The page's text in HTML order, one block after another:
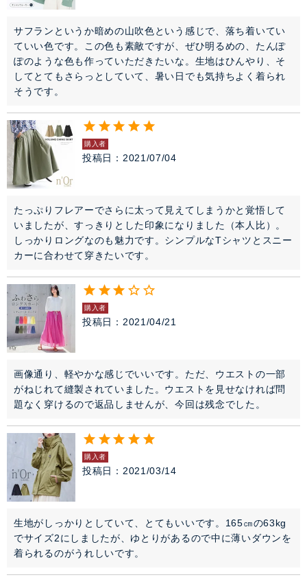
サフランというか暗めの山吹色という感じで、落ち着いてい
ていい色です。この色も素敵ですが、ぜひ明るめの、たんぽ
ぽのような色も作っていただきたいな。生地はひんやり、そ
してとてもさらっとしていて、暑い日でも気持ちよく着られ
そうです。
購入者
投稿日 2021/07/04
たっぷりフレアーでさらに太って見えてしまうかと覚悟して
いましたが、すっきりとした印象になりました（本人比）。
しっかりロングなのも魅力です。シンプルなTシャツとスニー
カーに合わせて穿きたいです。
購入者
投稿日 2021/04/21
画像通り、軽やかな感じでいいです。ただ、ウエストの一部
がねじれて縫製されていました。ウエストを見せなければ問
題なく穿けるので返品しませんが、今回は残念でした。
購入者
投稿日 2021/03/14
生地がしっかりとしていて、とてもいいです。165㎝の63kg
でサイズ2にしましたが、ゆとりがあるので中に薄いダウンを
着られるのがうれしいです。